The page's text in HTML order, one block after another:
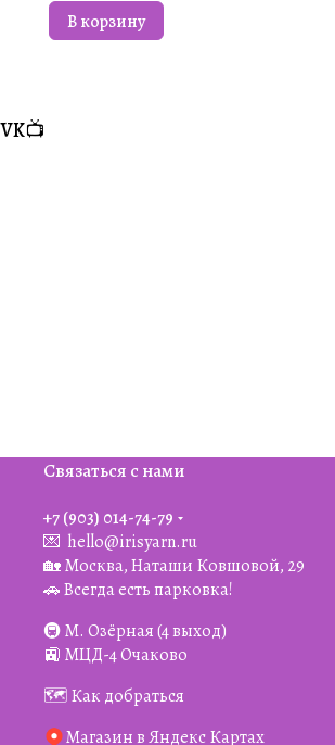
В корзину
Связаться с нами
+7 (903) 014-74-79‬
💌 hello@irisyarn.ru
🏡 Москва, Наташи Ковшовой, 29
🚗 Всегда есть парковка!
🚇 М. Озёрная (4 выход)
🚉 МЦД-4 Очаково
🗺️ Как добраться
Магазин в Яндекс Картах